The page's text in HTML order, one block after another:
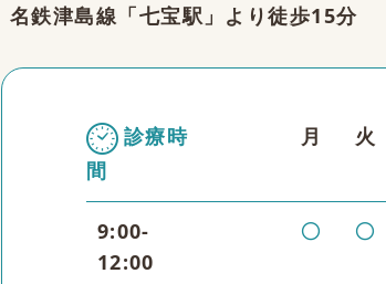
名鉄津島線「七宝駅」より徒歩15分
診療時
間
月 火
9:00-
12:00
〇 〇